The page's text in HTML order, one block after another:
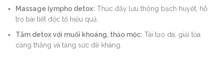
Massage lympho detox: Thúc đẩy lưu thông bạch huyết, hỗ
trợ bài tiết độc tố hiệu quả.
Tắm detox với muối khoáng, thảo mộc: Tái tạo da, giải tỏa
căng thẳng và tăng sức đề kháng.